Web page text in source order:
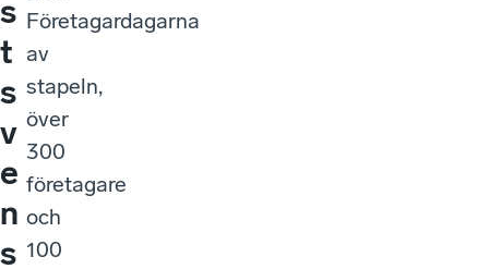
s
t
s
v
e
n
s
Företagardagarna
av
stapeln,
över
300
företagare
och
100